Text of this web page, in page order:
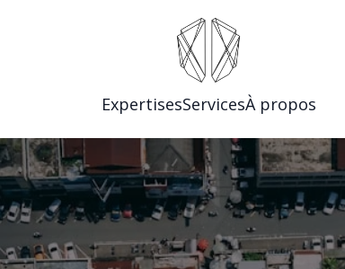
ExpertisesServicesÀ propos